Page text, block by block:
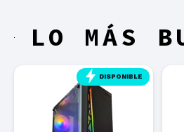
LO MÁS
DISPONIBLE